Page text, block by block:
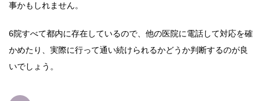
事かもしれません。
6院すべて都内に存在しているので、他の医院に電話して対応を確
かめたり、実際に行って通い続けられるかどうか判断するのが良
いでしょう。